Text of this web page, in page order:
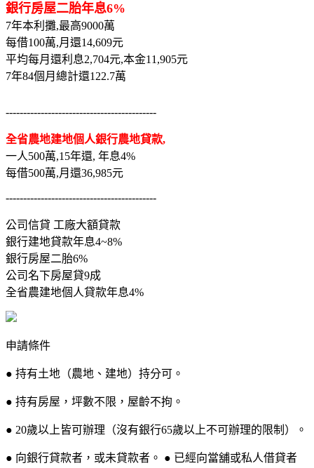
銀行房屋二胎年息6%
7年本利攤,最高9000萬
每借100萬,月還14,609元
平均每月還利息2,704元,本金11,905元
7年84個月總計還122.7萬
-------------------------------------------
全省農地建地個人銀行農地貸款,
一人500萬,15年還, 年息4%
每借500萬,月還36,985元
-------------------------------------------
公司信貸 工廠大額貸款
銀行建地貸款年息4~8%
銀行房屋二胎6%
公司名下房屋貸9成
全省農建地個人貸款年息4%
申請條件
● 持有土地（農地、建地）持分可。
● 持有房屋，坪數不限，屋齡不拘。
● 20歲以上皆可辦理（沒有銀行65歲以上不可辦理的限制）。
● 向銀行貸款者，或未貸款者。 ● 已經向當舖或私人借貸者